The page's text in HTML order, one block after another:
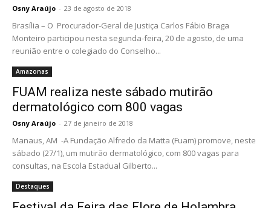
Osny Araújo - 23 de agosto de 2018
Brasília – O Procurador-Geral de Justiça Carlos Fábio Braga
Monteiro participou nesta segunda-feira, 20 de agosto, de uma
reunião entre o colegiado do Conselho...
Amazonas
FUAM realiza neste sábado mutirão
dermatológico com 800 vagas
Osny Araújo - 27 de janeiro de 2018
Manaus, AM -A Fundação Alfredo da Matta (Fuam) promove, neste
sábado (27/1), um mutirão dermatológico, com 800 vagas para
consultas, na Escola Estadual Gilberto...
Destaques